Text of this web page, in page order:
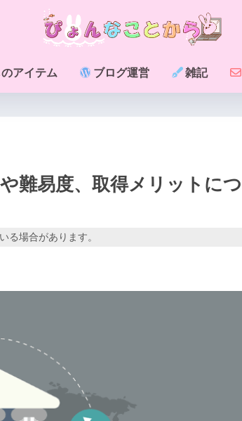
アイテム ブログ運営 雑記
難易度、取得メリットにつ
る場合があります。